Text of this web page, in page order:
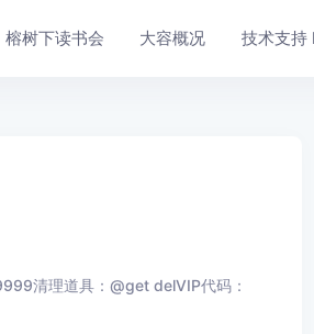
榕树下读书会 大容概况 技术支
清理道具：@get delVIP代码：